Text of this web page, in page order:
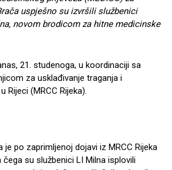
uspješno su izvršili službenici
novom brodicom za hitne medicinske
21. studenoga, u koordinaciji sa
za usklađivanje traganja i
Rijeci (MRCC Rijeka).
je po zaprimljenoj dojavi iz MRCC Rijeka
su službenici LI Milna isplovili